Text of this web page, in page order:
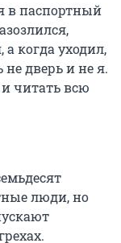
в паспортный
а когда уходил,
дверь и не я.
читать всю
люди, но